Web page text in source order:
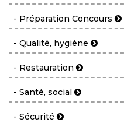
- Préparation Concours
- Qualité, hygiène
- Restauration
- Santé, social
- Sécurité